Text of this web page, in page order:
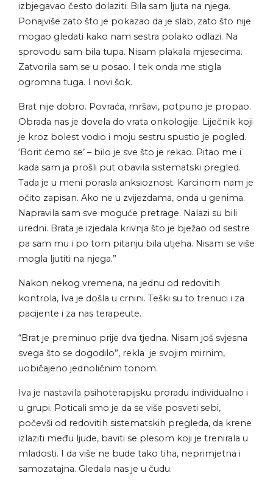
izbjegavao često dolaziti. Bila sam ljuta na njega.
Ponajviše zato što je pokazao da je slab, zato što nije
mogao gledati kako nam sestra polako odlazi. Na
sprovodu sam bila tupa. Nisam plakala mjesecima.
Zatvorila sam se u posao. I tek onda me stigla
ogromna tuga. I novi šok.
Brat nije dobro. Povraća, mršavi, potpuno je propao.
Obrada nas je dovela do vrata onkologije. Liječnik koji
je kroz bolest vodio i moju sestru spustio je pogled.
‘Borit ćemo se’ – bilo je sve što je rekao. Pitao me i
kada sam ja prošli put obavila sistematski pregled.
Tada je u meni porasla anksioznost. Karcinom nam je
očito zapisan. Ako ne u zvijezdama, onda u genima.
Napravila sam sve moguće pretrage. Nalazi su bili
uredni. Brata je izjedala krivnja što je bježao od sestre
pa sam mu i po tom pitanju bila utjeha. Nisam se više
mogla ljutiti na njega.”
Nakon nekog vremena, na jednu od redovitih
kontrola, Iva je došla u crnini. Teški su to trenuci i za
pacijente i za nas terapeute.
“Brat je preminuo prije dva tjedna. Nisam još svjesna
svega što se dogodilo”, rekla je svojim mirnim,
uobičajeno jednoličnim tonom.
Iva je nastavila psihoterapijsku proradu individualno i
u grupi. Poticali smo je da se više posveti sebi,
počevši od redovitih sistematskih pregleda, da krene
izlaziti među ljude, baviti se plesom koji je trenirala u
mladosti. I da više ne bude tako tiha, neprimjetna i
samozatajna. Gledala nas je u čudu.